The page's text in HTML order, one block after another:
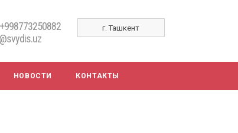
+998773250882
г. Ташкент
НОВОСТИ КОНТАКТЫ